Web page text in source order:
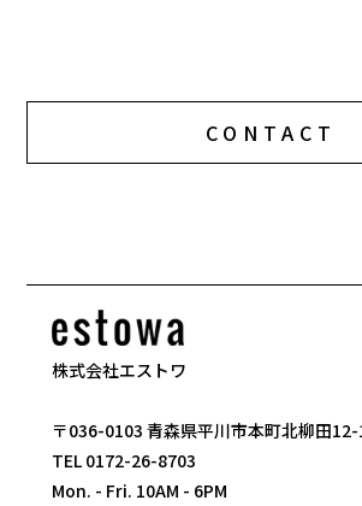
CONTACT
株式会社エストワ
〒036-0103 青森県平川市本町北柳田12-
TEL 0172-26-8703
Mon. - Fri. 10AM - 6PM